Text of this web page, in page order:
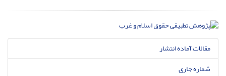
مقالات آماده انتشار
شماره جاری